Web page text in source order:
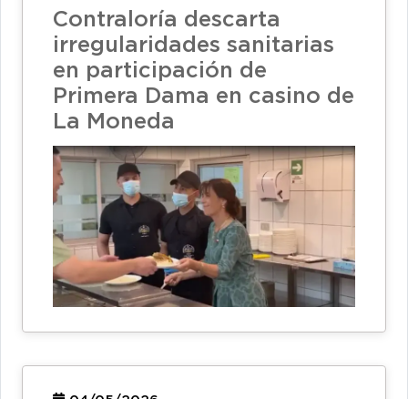
Contraloría descarta
irregularidades sanitarias
en participación de
Primera Dama en casino de
La Moneda